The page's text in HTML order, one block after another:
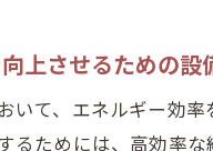
上させるための設
いて、エネルギー効
るためには、高効率